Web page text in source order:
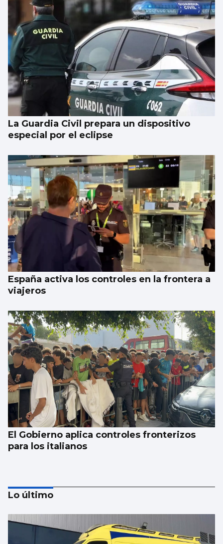
La Guardia Civil prepara un dispositivo
especial por el eclipse
España activa los controles en la frontera a
viajeros
El Gobierno aplica controles fronterizos
para los italianos
Lo último